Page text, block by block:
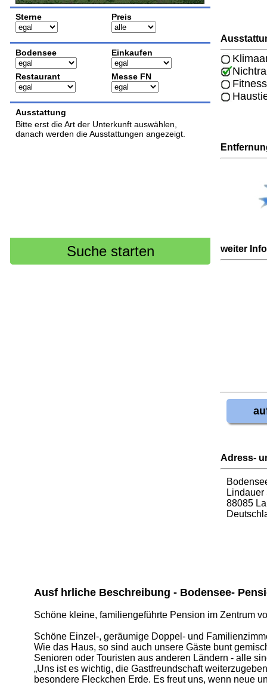
Sterne Preis
Bodensee Einkaufen
Restaurant Messe FN
Ausstattung
Bitte erst die Art der Unterkunft auswählen,
danach werden die Ausstattungen angezeigt.
Fitness
weiter
Adress-
88085
Ausf hrliche Beschreibung - Bodensee-
Schöne kleine, familiengeführte Pension im Zentrum
Schöne Einzel-, geräumige Doppel- und
Wie das Haus, so sind auch unsere Gäste bunt
Senioren oder Touristen aus anderen Ländern - alle
„Uns ist es wichtig, die Gastfreundschaft
besondere Fleckchen Erde. Es freut uns, wenn neue